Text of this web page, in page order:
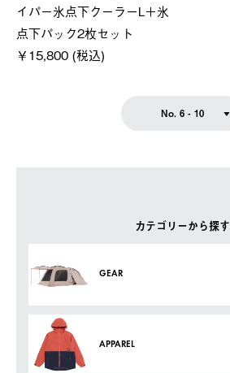
カテゴリーから探す
GEAR
APPAREL
イパー氷点下クーラーL＋氷
点下パック2枚セット
￥15,800 (税込)
No. 6 - 10